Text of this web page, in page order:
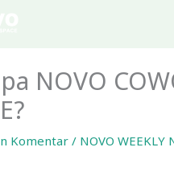
NOVO
Komentar / NOVO WEEKLY